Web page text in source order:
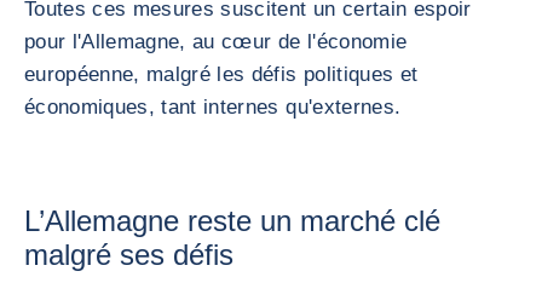
Toutes ces mesures suscitent un certain espoir
pour l'Allemagne, au cœur de l'économie
européenne, malgré les défis politiques et
économiques, tant internes qu'externes.
L’Allemagne reste un marché clé
malgré ses défis